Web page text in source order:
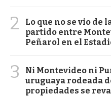
2
Lo que no se vio de
partido entre
Peñarol en el
3
Ni Montevideo ni
uruguaya rodeada
propiedades se